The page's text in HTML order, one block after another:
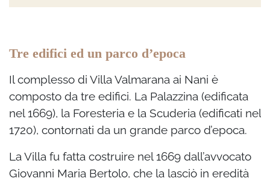
Tre edifici ed un parco d’epoca
Il complesso di Villa Valmarana ai Nani è
composto da tre edifici. La Palazzina (edificata
nel 1669), la Foresteria e la Scuderia (edificati nel
1720), contornati da un grande parco d’epoca.
La Villa fu fatta costruire nel 1669 dall’avvocato
Giovanni Maria Bertolo, che la lasciò in eredità